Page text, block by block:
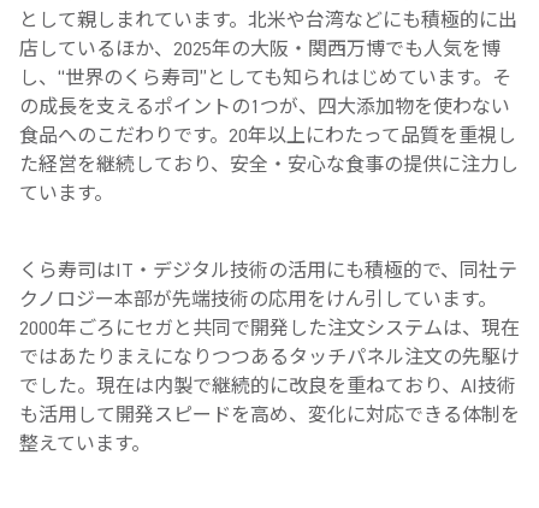
として親しまれています。北米や台湾などにも積極的に出
店しているほか、2025年の大阪・関西万博でも人気を博
し、“世界のくら寿司”としても知られはじめています。そ
の成長を支えるポイントの1つが、四大添加物を使わない
食品へのこだわりです。20年以上にわたって品質を重視し
た経営を継続しており、安全・安心な食事の提供に注力し
ています。
くら寿司はIT・デジタル技術の活用にも積極的で、同社テ
クノロジー本部が先端技術の応用をけん引しています。
2000年ごろにセガと共同で開発した注文システムは、現在
ではあたりまえになりつつあるタッチパネル注文の先駆け
でした。現在は内製で継続的に改良を重ねており、AI技術
も活用して開発スピードを高め、変化に対応できる体制を
整えています。